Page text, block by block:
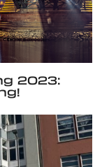
2023: